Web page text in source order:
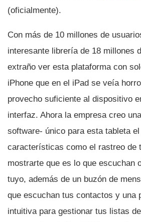
(oficialmente).
Con más de 10 millones de
interesante librerí­a de 18 millones
extraño ver esta plataforma con
iPhone que en el iPad se veí­a
provecho suficiente al dispositivo
interfaz. Ahora la empresa creo
software- único para esta tableta
caracterí­sticas como el rastreo de
mostrarte que es lo que escuchan
tuyo, además de un buzón de
que escuchan tus contactos y una
intuitiva para gestionar tus listas